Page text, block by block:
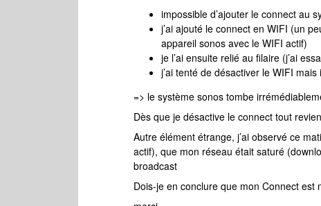
impossible d’ajouter le connect au
j’ai ajouté le connect en WIFI (un
appareil sonos avec le WIFI actif)
je l’ai ensuite relié au filaire (j’ai
j’ai tenté de désactiver le WIFI
=> le système sonos tombe
Dès que je désactive le connect tout
Autre élément étrange, j’ai observé ce
actif), que mon réseau était saturé
broadcast
Dois-je en conclure que mon Connect